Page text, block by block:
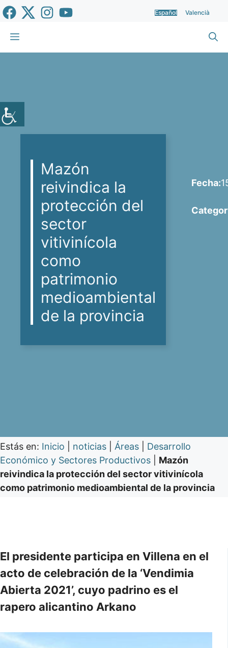
Saltar
al
contenido
Español Valencià
Menú
Mazón
reivindica la
protección del
sector
vitivinícola
como
patrimonio
medioambiental
de la provincia
Fecha:
Estás en: Inicio noticias Áreas
Desarrollo
Económico y Sectores Productivos
Mazón
reivindica la protección del sector vitivinícola
como patrimonio medioambiental de la provincia
El presidente participa en Villena en el
acto de celebración de la ‘Vendimia
Abierta 2021’, cuyo padrino es el
rapero alicantino Arkano